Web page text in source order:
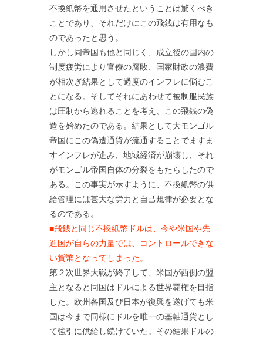
不換紙幣を通用させたということは驚くべき
ことであり、それだけにこの飛銭は有用なも
のであったと思う。
しかし同帝国も他と同じく、成立後の国内の
制度疲労により官僚の腐敗、国家財政の浪費
が相次ぎ結果として過度のインフレに悩むこ
とになる。そしてそれにあわせて被制服民族
は圧制から逃れることを考え、この飛銭の偽
造を始めたのである。結果として大モンゴル
帝国にこの偽造通貨が流通することでますま
すインフレが進み、地域経済が崩壊し、それ
がモンゴル帝国自体の分裂をもたらしたので
ある。この事実が示すように、不換紙幣の供
給管理には甚大な労力と自己規律が必要とな
るのである。
■飛銭と同じ不換紙幣ドルは、今や米国や先
進国が自らの力量では、コントロールできな
い貨幣となってしまった。
第２次世界大戦が終了して、米国が西側の盟
主となると同国はドルによる世界覇権を目指
した。欧州各国及び日本が復興を遂げても米
国は今まで同様にドルを唯一の基軸通貨とし
て強引に供給し続けていた。その結果ドルの